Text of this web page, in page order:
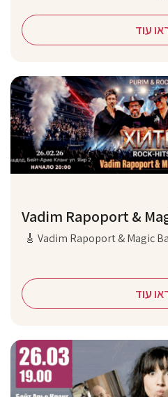
עוד
Vadim Rapoport &
🎸 Vadim Rapoport & Magic
עוד